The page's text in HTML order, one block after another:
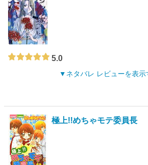
5.0
ネタバレ レビューを表示
極上!!めちゃモテ委員長